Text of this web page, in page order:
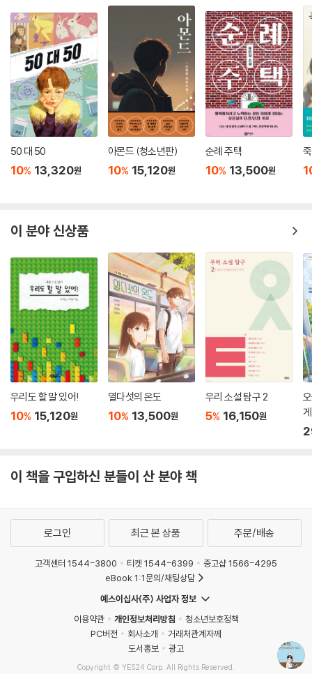
50 대 50
10% 13,320원
아몬드 (청소년판)
10% 15,120원
순례 주택
10% 13,500원
이 분야 신상품
우리도 할 말 있어!
10% 15,120원
열다섯의 온도
10% 13,500원
우리 소설 탐구 2
5% 16,150원
이 책을 구입하신 분들이 산 분야 책
로그인 최근 본 상품 주문/배송
고객센터 1544-3800 티켓 1544-6399
중고샵 1566-4295
eBook 1:1문의/채팅상담
예스이십사(주) 사업자 정보
이용약관
개인정보처리방침
청소년보호정책
PC버전
회사소개
거래처관계자께
도서홍보
광고
Copyright © YES24 Corp. All Rights Reserved.